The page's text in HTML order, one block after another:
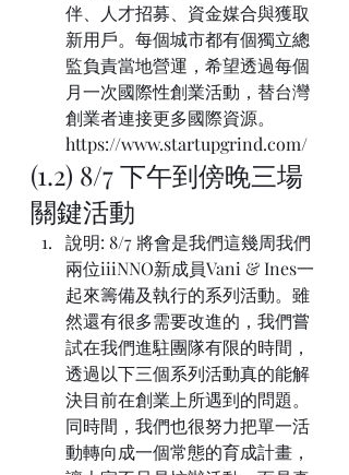
伴、人才招募、資金媒合與獲取
新用戶。每個城市都有個獨立總
監負責當地營運，希望透過每個
月一次國際性創業活動，替台灣
創業者連接更多國際資源。
https://www.startupgrind.com/
(1.2) 8/7 下午到傍晚三場
關鍵活動
說明: 8/7 將會是我們這幾周我們
兩位iiiNNO新成員Vani & Ines一
起來籌備及執行的系列活動。雖
然還有很多需要改進的，我們嘗
試在我們進駐團隊有限的時間，
透過以下三個系列活動真的能解
決目前在創業上所遇到的問題。
同時間，我們也很努力把單一活
動轉向成一個常態的育成計畫，